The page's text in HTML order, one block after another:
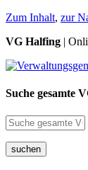
Zum Inhalt, zur
VG Halfing |
Suche gesamte
suchen